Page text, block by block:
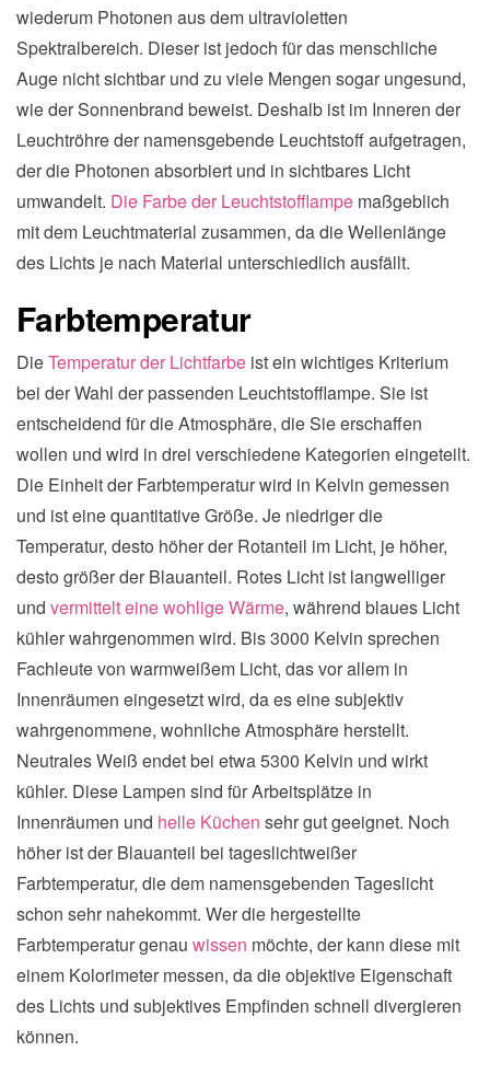
wiederum Photonen aus dem ultravioletten
Spektralbereich. Dieser ist jedoch für das menschliche
Auge nicht sichtbar und zu viele Mengen sogar ungesund,
wie der Sonnenbrand beweist. Deshalb ist im Inneren der
Leuchtröhre der namensgebende Leuchtstoff aufgetragen,
der die Photonen absorbiert und in sichtbares Licht
umwandelt. Die Farbe der Leuchtstofflampe maßgeblich
mit dem Leuchtmaterial zusammen, da die Wellenlänge
des Lichts je nach Material unterschiedlich ausfällt.
Farbtemperatur
DieTemperatur der Lichtfarbe ist ein wichtiges Kriterium
bei der Wahl der passenden Leuchtstofflampe. Sie ist
entscheidend für die Atmosphäre, die Sie erschaffen
wollen und wird in drei verschiedene Kategorien eingeteilt.
Die Einheit der Farbtemperatur wird in Kelvin gemessen
und ist eine quantitative Größe. Je niedriger die
Temperatur, desto höher der Rotanteil im Licht, je höher,
desto größer der Blauanteil. Rotes Licht ist langwelliger
und vermittelt eine wohlige Wärme, während blaues Licht
kühler wahrgenommen wird. Bis 3000 Kelvin sprechen
Fachleute von warmweißem Licht, das vor allem in
Innenräumen eingesetzt wird, da es eine subjektiv
wahrgenommene, wohnliche Atmosphäre herstellt.
Neutrales Weiß endet bei etwa 5300 Kelvin und wirkt
kühler. Diese Lampen sind für Arbeitsplätze in
Innenräumen und helle Küchen sehr gut geeignet. Noch
höher ist der Blauanteil bei tageslichtweißer
Farbtemperatur, die dem namensgebenden Tageslicht
schon sehr nahekommt. Wer die hergestellte
Farbtemperatur genau wissen möchte, der kann diese mit
einem Kolorimeter messen, da die objektive Eigenschaft
des Lichts und subjektives Empfinden schnell divergieren
können.